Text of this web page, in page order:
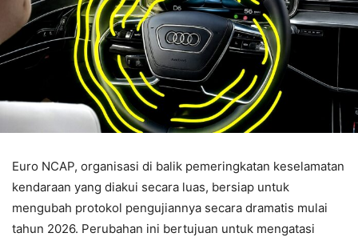
Euro NCAP, organisasi di balik pemeringkatan keselamatan
kendaraan yang diakui secara luas, bersiap untuk
mengubah protokol pengujiannya secara dramatis mulai
tahun 2026. Perubahan ini bertujuan untuk mengatasi